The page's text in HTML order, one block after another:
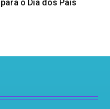
o Dia dos Pais